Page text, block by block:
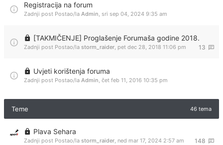
Registracija na forum
Zadnji post Postao/la Admin, sri sep 04, 2024 9:35 am
[TAKMIČENJE] Proglašenje Forumaša godine 2018.
13
Zadnji post Postao/la storm_raider, pet dec 28, 2018 11:06 pm
Uvjeti korištenja foruma
Zadnji post Postao/la Admin, čet feb 11, 2016 10:35 pm
Teme 46 tema
Plava Sehara
148
Zadnji post Postao/la storm_raider, ned mar 17, 2024 2:57 am